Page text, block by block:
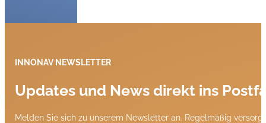
Updates und News direkt ins
INNONAV NEWSLETTER
Melden Sie sich zu unserem Newsletter an. Regelmäßig